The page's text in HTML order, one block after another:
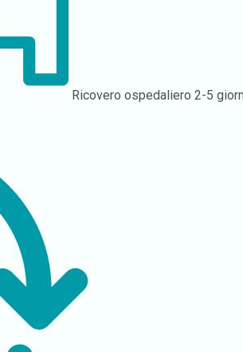
Ricovero ospedaliero 2-5